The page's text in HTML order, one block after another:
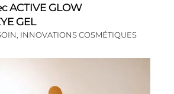
ACTIVE GLOW
GEL
INNOVATIONS COSMÉTIQUES